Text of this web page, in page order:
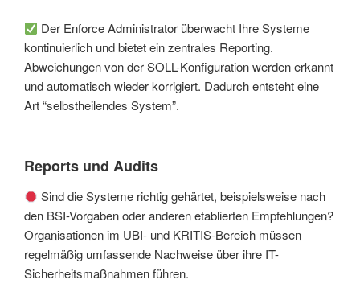
Der Enforce Administrator überwacht Ihre Systeme
kontinuierlich und bietet ein zentrales Reporting.
Abweichungen von der SOLL-Konfiguration werden erkannt
und automatisch wieder korrigiert. Dadurch entsteht eine
Art “selbstheilendes System”.
Reports und Audits
Sind die Systeme richtig gehärtet, beispielsweise nach
den BSI-Vorgaben oder anderen etablierten Empfehlungen?
Organisationen im UBI- und KRITIS-Bereich müssen
regelmäßig umfassende Nachweise über ihre IT-
Sicherheitsmaßnahmen führen.